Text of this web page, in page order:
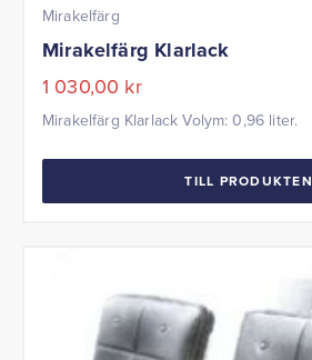
Mirakelfärg
Mirakelfärg Klarlack
1 030,00 kr
Mirakelfärg Klarlack Volym: 0,96 liter.
TILL PRODUKTEN